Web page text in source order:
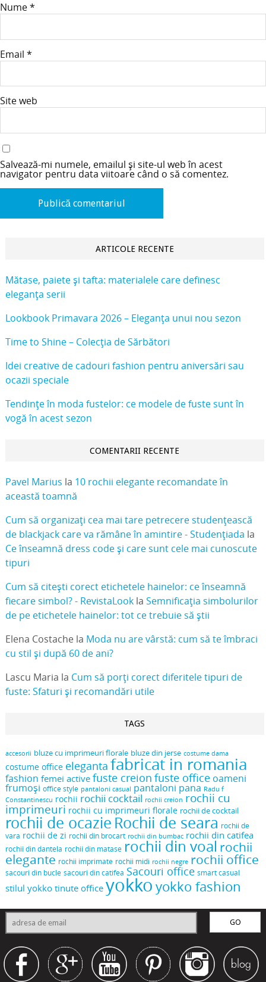
Nume*
Email *
Site web
Salvează-mi numele, emailul și site-ul web în acest
navigator pentru data viitoare când o să comentez.
ARTICOLE RECENTE
Mătase, paiete și tafta: materialele care definesc
eleganța serii
Lookbook Primavara 2026 – Eleganța unui nou sezon
Time to Shine – Colecția de Sărbători
Idei creative de cadouri fashion pentru aniversări sau
ocazii speciale
Tendințe în moda fustelor: ce modele de fuste sunt în
vogă în acest sezon
COMENTARII RECENTE
Pavel Marius la 10 rochii elegante recomandate în
această toamnă
Cum să organizați cea mai tare petrecere studențească
de blackjack care va rămâne în amintire - Studențiada la
Ce înseamnă dress code și care sunt cele mai cunoscute
tipuri
Cum să citești corect etichetele hainelor: ce înseamnă
fiecare simbol? - RevistaLookla Semnificația simbolurilor
de pe etichetele hainelor: tot ce trebuie să știi
Elena Costachela Moda nu are vârstă: cum să te îmbraci
cu stil și după 60 de ani?
Lascu Maria la Cum să porți corect diferitele tipuri de
fuste: Sfaturi și recomandări utile
TAGS
accesorii bluze cu imprimeuri florale bluze din jerse costume dama
costume office eleganta fabricat in romania
fashion femei active fuste creion fuste office oameni
frumoși office style pantaloni casual pantaloni pana Radu f
Constantinescu rochii rochii cocktail rochii creion rochii cu
imprimeuri rochii cu imprimeuri florale rochii de cocktail
rochii de ocazie Rochii de seara rochii de
vara rochii de zi rochii din brocart rochii din bumbac rochii din catifea
rochii din dantela rochii din matase rochii din voal rochii
elegante rochii imprimate rochii midi rochii negre rochii office
sacouri din bucle sacouri din catifea Sacouri office smart casual
stilul yokko tinute office yokko yokko fashion